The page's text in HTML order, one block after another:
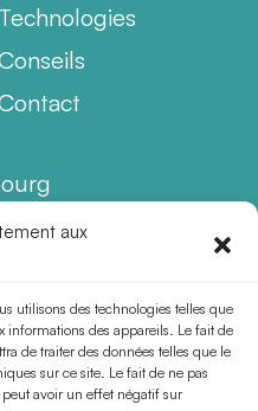
aux
utilisons des technologies telles que
informations des appareils. Le fait de
de traiter des données telles que le
sur ce site. Le fait de ne pas
avoir un effet négatif sur
Technologies
des mâchoires